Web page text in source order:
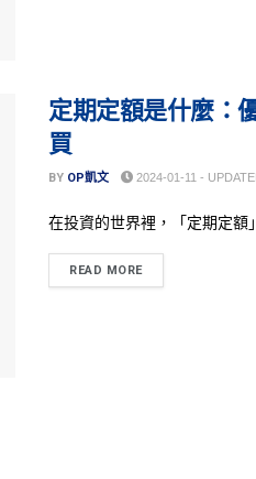
定期定額是什麼：
買
BY OP凱文 2024-01-11 -
在投資的世界裡，「定期定額
READ MORE